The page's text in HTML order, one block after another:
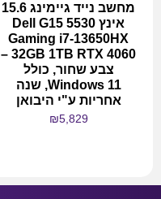
מחשב נייד גיימינג 15.6
אינץ Dell G15 5530
Gaming i7-13650HX
32GB 1TB RTX 4060 –
צבע שחור, כולל
Windows 11, שנה
אחריות ע"י היבואן
₪5,829